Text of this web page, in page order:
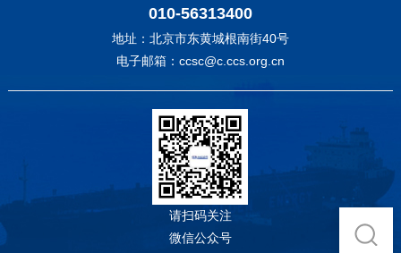
010-56313400
地址：北京市东黄城根南街40号
电子邮箱：ccsc@c.ccs.org.cn
请扫码关注
微信公众号